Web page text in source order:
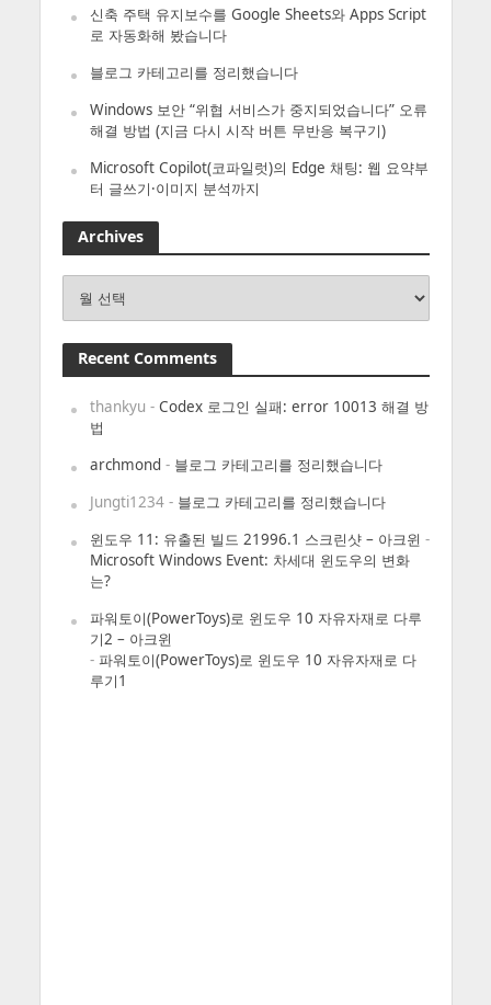
신축 주택 유지보수를 Google Sheets와 Apps Script
로 자동화해 봤습니다
블로그 카테고리를 정리했습니다
Windows 보안 “위협 서비스가 중지되었습니다” 오류
해결 방법 (지금 다시 시작 버튼 무반응 복구기)
Microsoft Copilot(코파일럿)의 Edge 채팅: 웹 요약부
터 글쓰기·이미지 분석까지
Archives
Recent Comments
thankyu - Codex 로그인 실패: error 10013 해결 방
법
archmond- 블로그 카테고리를 정리했습니다
Jungti1234- 블로그 카테고리를 정리했습니다
윈도우 11: 유출된 빌드 21996.1 스크린샷 – 아크윈 -
Microsoft Windows Event: 차세대 윈도우의 변화
는?
파워토이(PowerToys)로 윈도우 10 자유자재로 다루
기2 – 아크윈
- 파워토이(PowerToys)로 윈도우 10 자유자재로 다
루기1